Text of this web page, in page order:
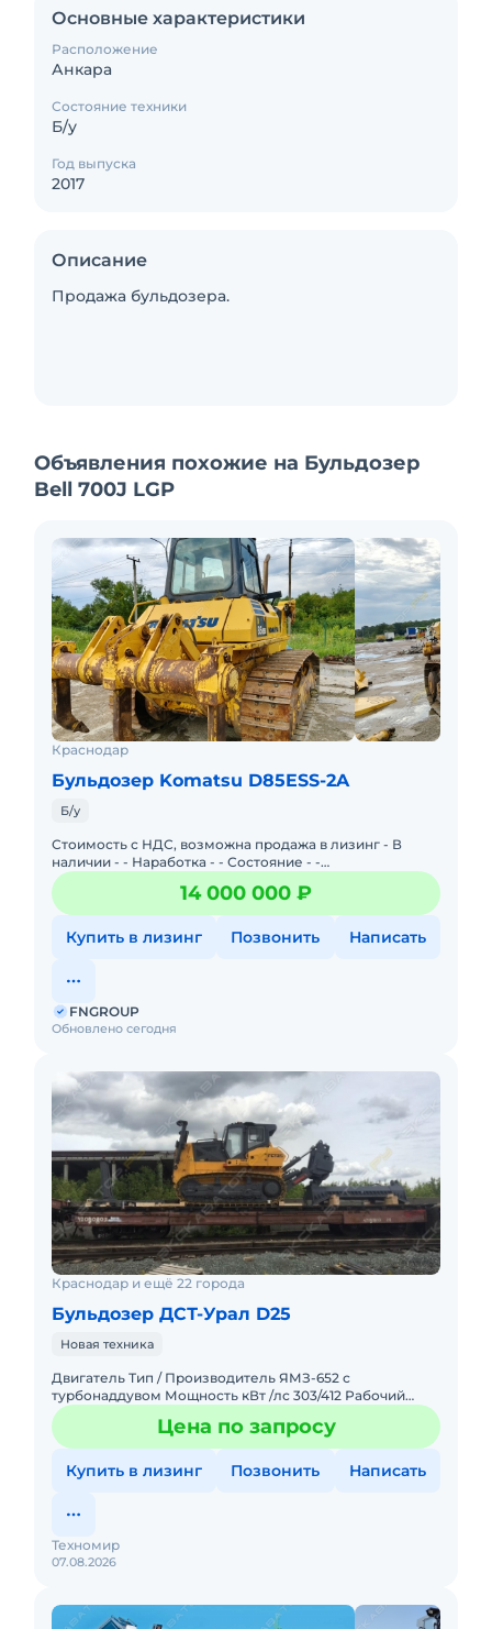
Основные характеристики
Расположение
Анкара
Состояние техники
Б/у
Год выпуска
2017
Описание
Продажа бульдозера.
Объявления похожие на Бульдозер
Bell 700J LGP
Краснодар
Бульдозер Komatsu D85ESS-2A
Б/у
Стоимость с НДС, возможна продажа в лизинг - В
наличии - - Наработка - - Состояние - -
Mecтонаxождeние - - Тип техники: Гусеничный
14 000 000 ₽
Купить в лизинг Позвонить Написать
Обновлено сегодня
FNGROUP
Краснодар и ещё 22 города
Бульдозер ДСТ-Урал D25
Новая техника
Двигатель Тип / Производитель ЯМЗ-652 с
турбонаддувом Мощность кВт /лс 303/412 Рабочий
объем 11,12 л Генератор 24 В / 90 А Аккумулятор 2*12 В /
2*210 Ач П
Цена по запросу
Купить в лизинг Позвонить Написать
07.08.2026
Техномир